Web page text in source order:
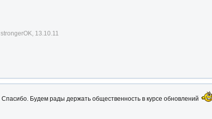
strongerOK, 13.10.11
Спасибо. Будем рады держать общественность в курсе обновлений